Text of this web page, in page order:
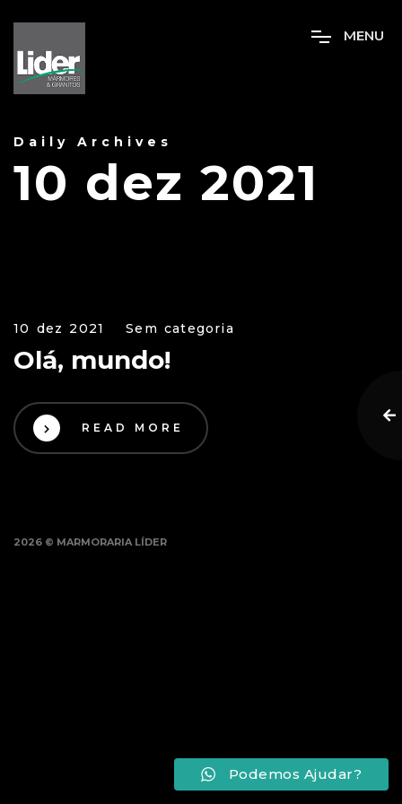
MENU
Daily Archives
10 dez 2021
10 dez 2021 Sem categoria
Olá, mundo!
READ MORE
2026 © MARMORARIA LÍDER
Podemos Ajudar?